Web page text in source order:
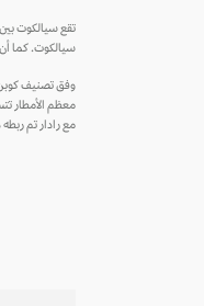
سيالكوت. كما أن
معظم الأمطار
مع رادار تم ربطه